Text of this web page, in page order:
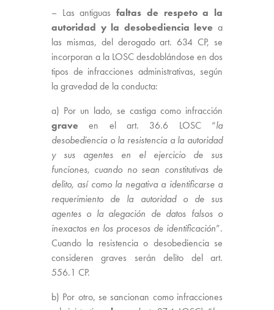
– Las antiguasfaltas de respeto a la
autoridad y la desobediencia leve a
las mismas, del derogado art. 634 CP, se
incorporan a la LOSC desdoblándose en dos
tipos de infracciones administrativas, según
la gravedad de la conducta:
a) Por un lado, se castiga como infracción
grave en el art. 36.6 LOSC “la
desobediencia o la resistencia a la autoridad
y sus agentes en el ejercicio de sus
funciones, cuando no sean constitutivas de
delito, así como la negativa a identificarse a
requerimiento de la autoridad o de sus
agentes o la alegación de datos falsos o
inexactos en los procesos de identificación”.
Cuando la resistencia o desobediencia se
consideren graves serán delito del art.
556.1 CP.
b) Por otro, se sancionan como infracciones